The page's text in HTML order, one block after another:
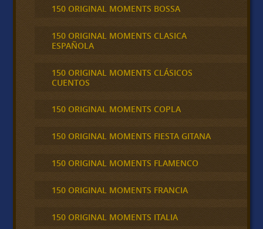
150 ORIGINAL MOMENTS BOSSA
150 ORIGINAL MOMENTS CLASICA
ESPAÑOLA
150 ORIGINAL MOMENTS CLÁSICOS
CUENTOS
150 ORIGINAL MOMENTS COPLA
150 ORIGINAL MOMENTS FIESTA GITANA
150 ORIGINAL MOMENTS FLAMENCO
150 ORIGINAL MOMENTS FRANCIA
150 ORIGINAL MOMENTS ITALIA